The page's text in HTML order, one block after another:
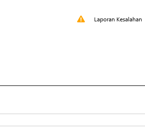
Laporan Kesalahan